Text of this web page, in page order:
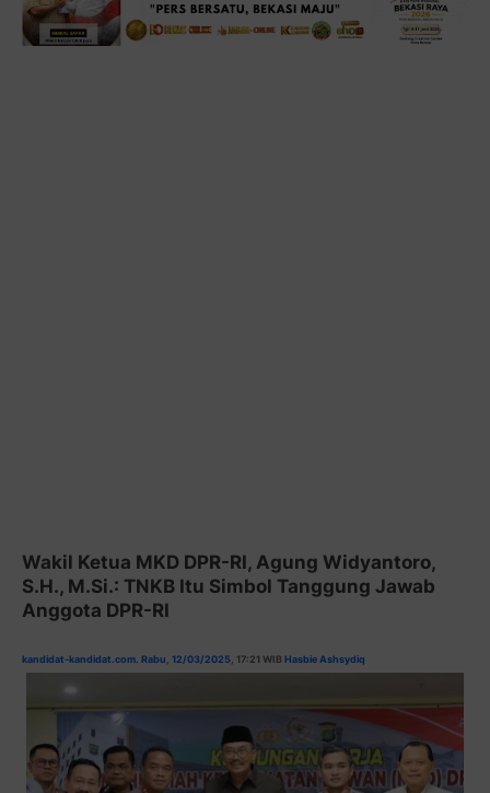
Wakil Ketua MKD DPR-RI, Agung Widyantoro,
S.H., M.Si.: TNKB Itu Simbol Tanggung Jawab
Anggota DPR-RI
kandidat-kandidat.com. Rabu, 12/03/2025 , 17:21 WIBHasbie Ashsydiq